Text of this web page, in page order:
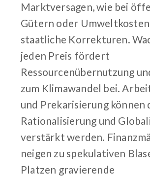
Marktversagen, wie bei
Gütern oder
staatliche Korrekturen.
jeden Preis fördert
Ressourcenübernutzung
zum Klimawandel bei.
und Prekarisierung können
Rationalisierung und
verstärkt werden.
neigen zu spekulativen
Platzen gravierende